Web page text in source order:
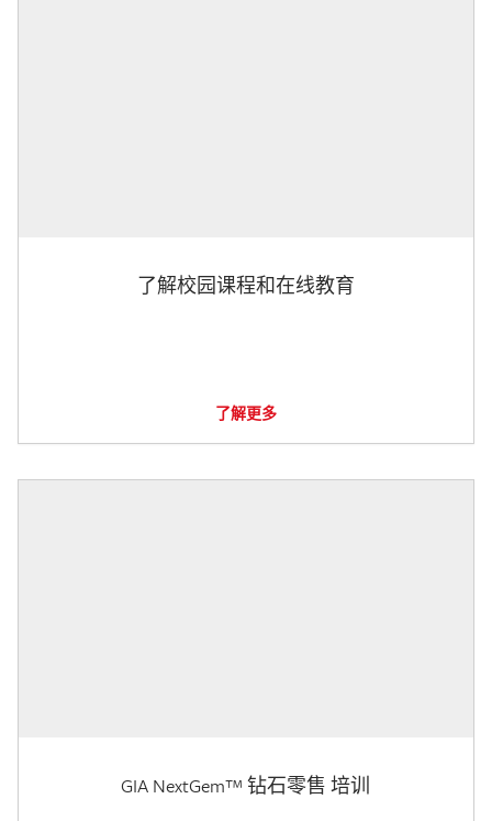
了解校园课程和在线教育
了解更多
GIA NextGem™ 钻石零售 培训